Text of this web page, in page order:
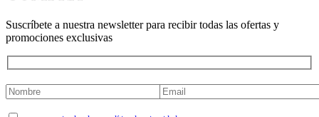
Suscríbete a nuestra newsletter para recibir todas las ofertas y
promociones exclusivas